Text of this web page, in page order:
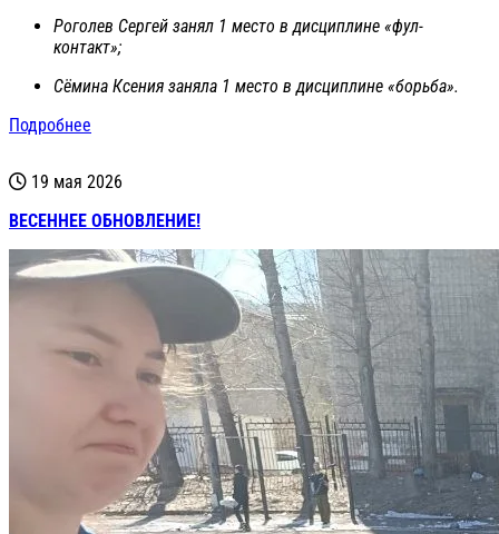
Роголев Сергей занял 1 место в дисциплине «фул-
контакт»;
Сёмина Ксения заняла 1 место в дисциплине «борьба».
Подробнее
19 мая 2026
ВЕСЕННЕЕ ОБНОВЛЕНИЕ!